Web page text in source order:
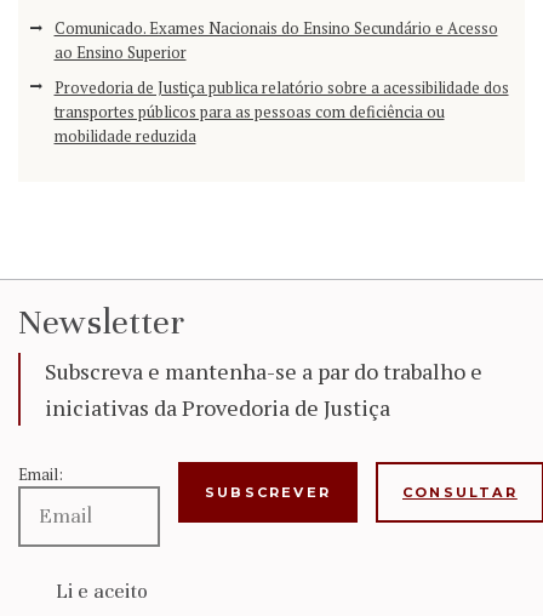
Comunicado. Exames Nacionais do Ensino Secundário e Acesso
ao Ensino Superior
Provedoria de Justiça publica relatório sobre a acessibilidade dos
transportes públicos para as pessoas com deficiência ou
mobilidade reduzida
Newsletter
Subscreva e mantenha-se a par do trabalho e
iniciativas da Provedoria de Justiça
Email:
Li e aceito
CONSULTAR